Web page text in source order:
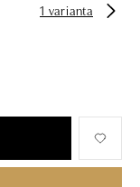
1 varianta